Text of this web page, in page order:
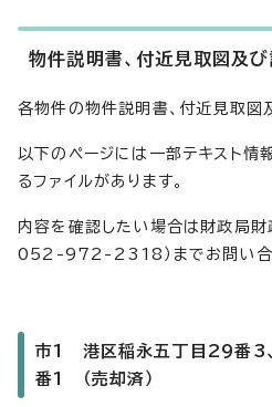
物件説明書、付近見取図及び
各物件の物件説明書、付近見取図
以下のページには一部テキスト情
るファイルがあります。
内容を確認したい場合は財政局財
052-972-2318）までお問い合
市1 港区稲永五丁目29番3
番1 （売却済）